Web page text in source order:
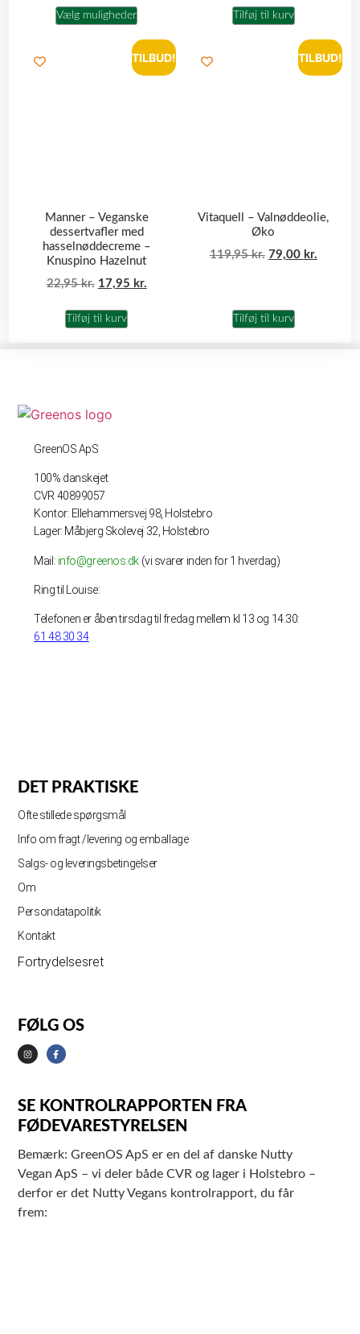
Vælg muligheder Tilføj til kurv
TILBUD!
Manner – Veganske
dessertvafler med
hasselnøddecreme –
Knuspino Hazelnut
22,95kr. 17,95 kr.
Tilføj til kurv
TILBUD!
Vitaquell – Valnøddeolie,
Øko
119,95kr. 79,00 kr.
Tilføj til kurv
GreenOS ApS
100% danskejet
CVR 40899057
Kontor: Ellehammersvej 98, Holstebro
Lager: Måbjerg Skolevej 32, Holstebro
Mail: info@greenos.dk (vi svarer inden for 1 hverdag)
Ring til Louise:
Telefonen er åben tirsdag til fredag mellem kl 13 og 14.30:
61 48 30 34
DET PRAKTISKE
Ofte stillede spørgsmål
Info om fragt /levering og emballage
Salgs- og leveringsbetingelser
Om
Persondatapolitik
Kontakt
Fortrydelsesret
FØLG OS
SE KONTROLRAPPORTEN FRA
FØDEVARESTYRELSEN
Bemærk: GreenOS ApS er en del af danske Nutty
Vegan ApS – vi deler både CVR og lager i Holstebro –
derfor er det Nutty Vegans kontrolrapport, du får
frem: